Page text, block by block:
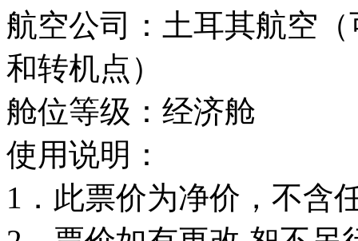
航空公司：土耳其航空
和转机点）
舱位等级：经济舱
使用说明：
1．此票价为净价，不含